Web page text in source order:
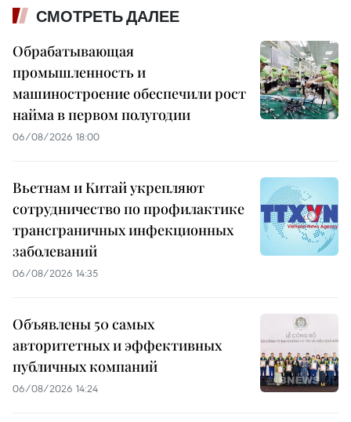
СМОТРЕТЬ ДАЛЕЕ
Обрабатывающая
промышленность и
машиностроение обеспечили рост
найма в первом полугодии
06/08/2026 18:00
Вьетнам и Китай укрепляют
сотрудничество по профилактике
трансграничных инфекционных
заболеваний
06/08/2026 14:35
Объявлены 50 самых
авторитетных и эффективных
публичных компаний
06/08/2026 14:24